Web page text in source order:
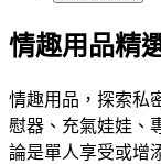
情趣用品精
情趣用品，探索私
慰器、充氣娃娃、
論是單人享受或增